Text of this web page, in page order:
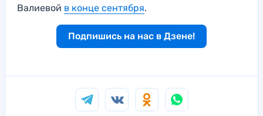
Валиевой в конце сентября.
Подпишись на нас в Дзене!